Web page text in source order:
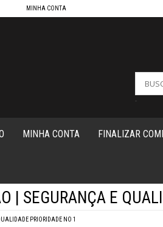
MINHA CONTA
-
MINHA CONTA FINALIZAR
| SEGURANÇA E
PRIORIDADE NO 1